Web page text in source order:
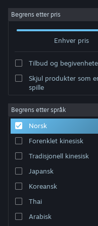
Logg inn
Om
Kundestøtte
Bytt språk
Skaff deg Steam-appen på
Vis skrivebordsversjon
Begrens etter pris
Enhver pris
Tilbud og
Skjul produkter som
spille
Begrens etter språk
Norsk
Forenklet kinesisk
Tradisjonell kinesisk
Japansk
Koreansk
Thai
Arabisk
Utvikler: Quantum Soup Studios
Sorter etter Relevans
0 treff på søket. 1 produkt er
innstillinger.